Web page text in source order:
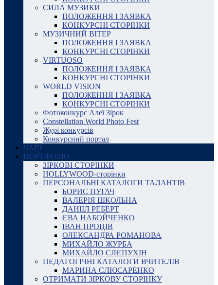
СИЛА МУЗИКИ
ПОЛОЖЕННЯ І ЗАЯВКА
КОНКУРСНІ СТОРІНКИ
МУЗИЧНИЙ ВІТЕР
ПОЛОЖЕННЯ І ЗАЯВКА
КОНКУРСНІ СТОРІНКИ
VIRTUOSO
ПОЛОЖЕННЯ І ЗАЯВКА
КОНКУРСНІ СТОРІНКИ
WORLD VISION
ПОЛОЖЕННЯ І ЗАЯВКА
КОНКУРСНІ СТОРІНКИ
Фотоконкурс Алеї Зірок
Constellation World Photo Fest
Журі конкурсів
Конкурсний портал
ЧАРТ
ПОРТФОЛІО
ЗІРКОВІ СТОРІНКИ
HOLLYWOOD-сторінки
ПЕРСОНАЛЬНІ КАТАЛОГИ ТАЛАНТІВ
БОРИС ПУГАЧ
ВАЛЕРІЯ ШКОЛЬНА
ДАНІІЛ РЕБЕРТ
ЄВА НАБОЙЧЕНКО
ІВАН ПРОЦІВ
ОЛЕКСАНДРА РОМАНОВА
МИХАЙЛО ЖУРБА
МИХАЙЛО СЛЄПУХІН
ПЕДАГОГІЧНІ КАТАЛОГИ ВЧИТЕЛІВ
МАРИНА СЛЮСАРЕНКО
ОТРИМАТИ ЗІРКОВУ СТОРІНКУ